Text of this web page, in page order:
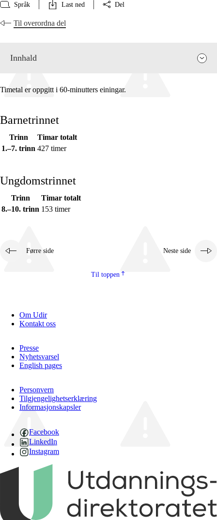
Språk Last ned Del
Til overordna del
Innhald
Fagrelevans og sentrale verdiar
Tverrfaglege tema
Grunnleggjande ferdigheiter
Timetal er oppgitt i 60-minutters einingar.
Barnetrinnet
Trinn
Timar totalt
1.–7. trinn 427 timer
Ungdomstrinnet
Trinn
Timar totalt
8.–10. trinn 153 timer
Førre side Neste side
Til toppen
Om Udir
Kontakt oss
Presse
Nyhetsvarsel
English pages
Personvern
Tilgjengelighetserklæring
Informasjonskapsler
Facebook
LinkedIn
Instagram